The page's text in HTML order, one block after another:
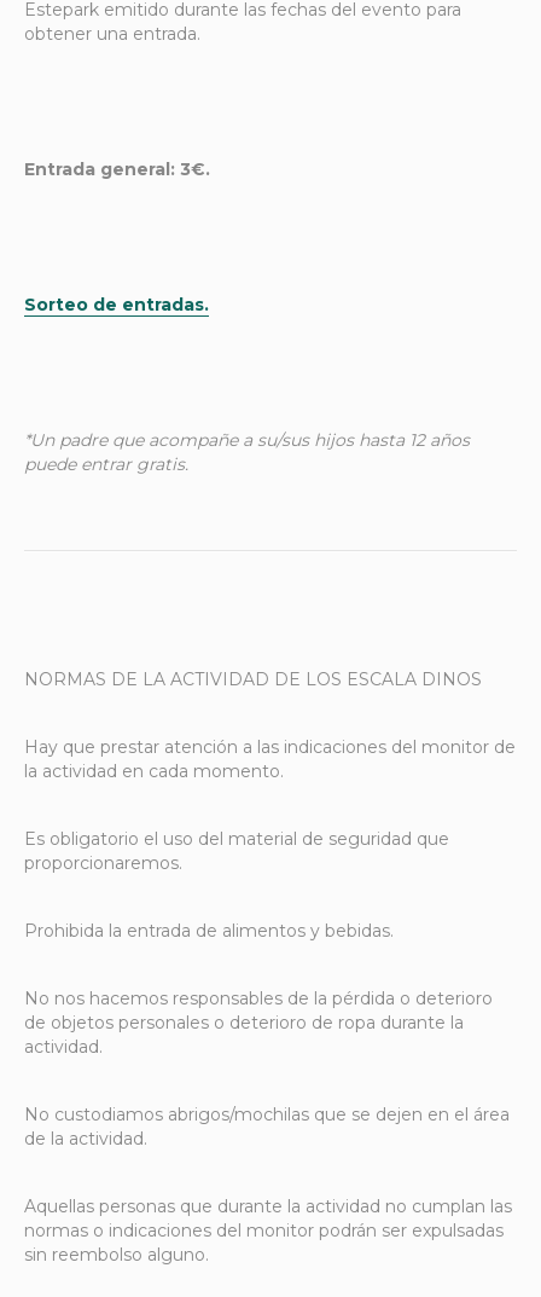
Estepark emitido durante las fechas del evento para
obtener una entrada.
Entrada general: 3€.
Sorteo de entradas.
*Un padre que acompañe a su/sus hijos hasta 12 años
puede entrar gratis.
NORMAS DE LA ACTIVIDAD DE LOS ESCALA DINOS
Hay que prestar atención a las indicaciones del monitor de
la actividad en cada momento.
Es obligatorio el uso del material de seguridad que
proporcionaremos.
Prohibida la entrada de alimentos y bebidas.
No nos hacemos responsables de la pérdida o deterioro
de objetos personales o deterioro de ropa durante la
actividad.
No custodiamos abrigos/mochilas que se dejen en el área
de la actividad.
Aquellas personas que durante la actividad no cumplan las
normas o indicaciones del monitor podrán ser expulsadas
sin reembolso alguno.